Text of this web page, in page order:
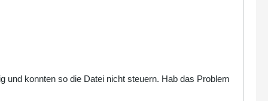
und konnten so die Datei nicht steuern. Hab das Problem